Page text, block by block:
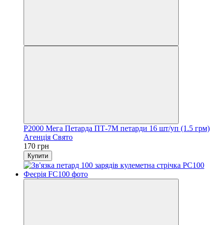
P2000 Мега Петарда ПТ-7М петарди 16 шт/уп (1.5 грм)
Агенція Свято
170 грн
Купити